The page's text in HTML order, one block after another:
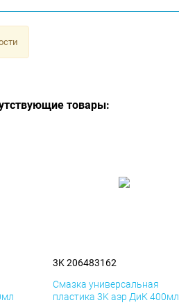
товары:
3K 206483162
Смазка универсальная
пластика 3K аэр ДиК 400мл